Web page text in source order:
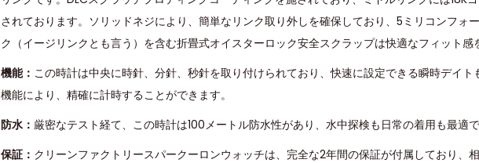
されております。ソリッドネジにより、簡単なリンク取り外しを確保しており、5ミリコンフォ
ク（イージリンクとも言う）を含む折畳式オイスターロック安全スクラップは快適なフィット感
機能： この時計は中央に時針、分針、秒針を取り付けられており、快速に設定できる瞬時デイト
機能により、精確に計時することができます。
防水： 厳密なテスト経て、この時計は100メートル防水性があり、水中探検も日常の着用も最適で
保証： クリーンファクトリースパークーロンウォッチは、完全な2年間の保証が付属しており、